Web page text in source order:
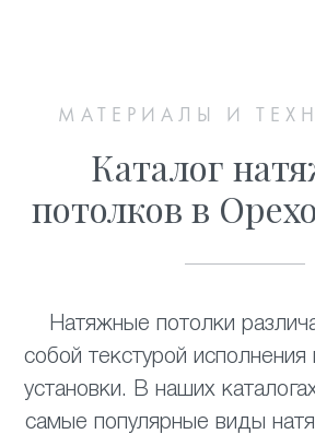
МАТЕРИАЛЫ И
Каталог
потолков в
Натяжные потолки
собой текстурой исполнения
установки. В наших
самые популярные виды